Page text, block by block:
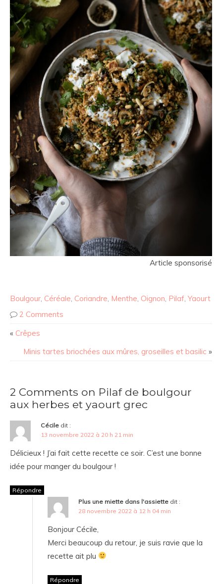
Article sponsorisé
Boulgour, Céréale, Coriandre, Menthe, Oignon, Pilaf, Yaourt
2 Comments
« Crêpes
Minis tartes briochées aux mûres, groseilles et basilic »
2 Comments on Pilaf de boulgour
aux herbes et yaourt grec
Cécile dit :
13 novembre 2022 à 20 h 21 min
Délicieux ! J’ai fait cette recette ce soir. C’est une bonne
idée pour manger du boulgour !
Répondre
Plus une miette dans l'assiette dit :
28 novembre 2022 à 12 h 04 min
Bonjour Cécile,
Merci beaucoup du retour, je suis ravie que la
recette ait plu
Répondre